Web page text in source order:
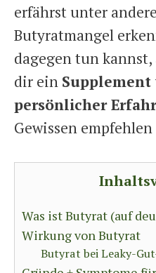
erfährst unter
Butyratmangel
dagegen tun
dir ein Supplement
persönlicher
Gewissen
Was ist Butyrat (auf
Wirkung von Butyrat
Butyrat bei Leaky-